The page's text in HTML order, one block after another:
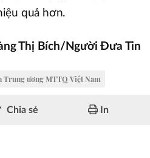
quả hơn.
Thị Bích/Người Đưa Tin
Trung ương MTTQ Việt Nam
Chia sẻ In